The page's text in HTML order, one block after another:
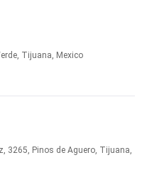
Tijuana, Mexico
3265, Pinos de Aguero, Tijuana,